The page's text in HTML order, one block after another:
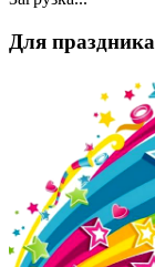
Для праздника